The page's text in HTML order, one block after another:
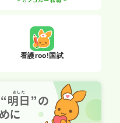
看護roo!国試